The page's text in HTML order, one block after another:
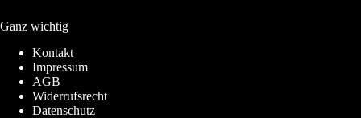
Ganz wichtig
Kontakt
Impressum
AGB
Widerrufsrecht
Datenschutz